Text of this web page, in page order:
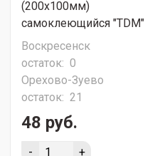
(200х100мм)
самоклеющийся "TDM"
Воскресенск
остаток: 0
Орехово-Зуево
остаток: 21
48 руб.
- +